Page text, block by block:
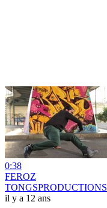
0:38
FEROZ
TONGSPRODUCTIONS
il y a 12 ans